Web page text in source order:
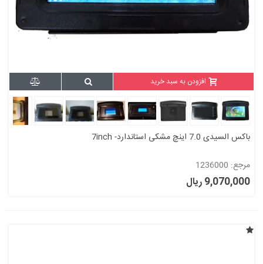
افزودن به سبد خرید
باکس السیدی 7.0 اینچ مشکی استاندارد- 7inch
مرجع: 1236000
9,070,000 ریال